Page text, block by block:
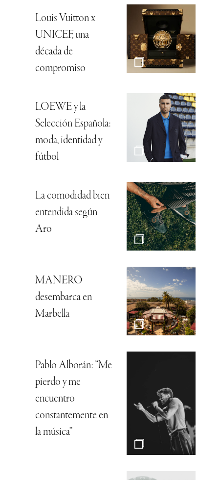
Louis Vuitton x
UNICEF, una
década de
compromiso
LOEWE y la
Selección Española:
moda, identidad y
fútbol
La comodidad bien
entendida según
Aro
MANERO
desembarca en
Marbella
Pablo Alborán: “Me
pierdo y me
encuentro
constantemente en
la música”